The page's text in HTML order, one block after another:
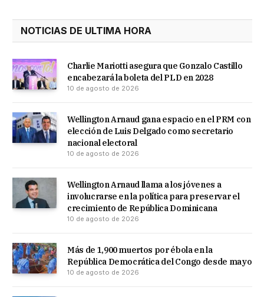
NOTICIAS DE ULTIMA HORA
Charlie Mariotti asegura que Gonzalo Castillo
encabezará la boleta del PLD en 2028
10 de agosto de 2026
Wellington Arnaud gana espacio en el PRM con
elección de Luis Delgado como secretario
nacional electoral
10 de agosto de 2026
Wellington Arnaud llama a los jóvenes a
involucrarse en la política para preservar el
crecimiento de República Dominicana
10 de agosto de 2026
Más de 1,900 muertos por ébola en la
República Democrática del Congo desde mayo
10 de agosto de 2026